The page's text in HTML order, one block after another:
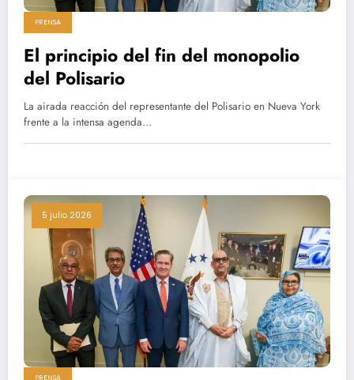
PRENSA
El principio del fin del monopolio
del Polisario
La airada reacción del representante del Polisario en Nueva York
frente a la intensa agenda…
5 julio 2026
PRENSA